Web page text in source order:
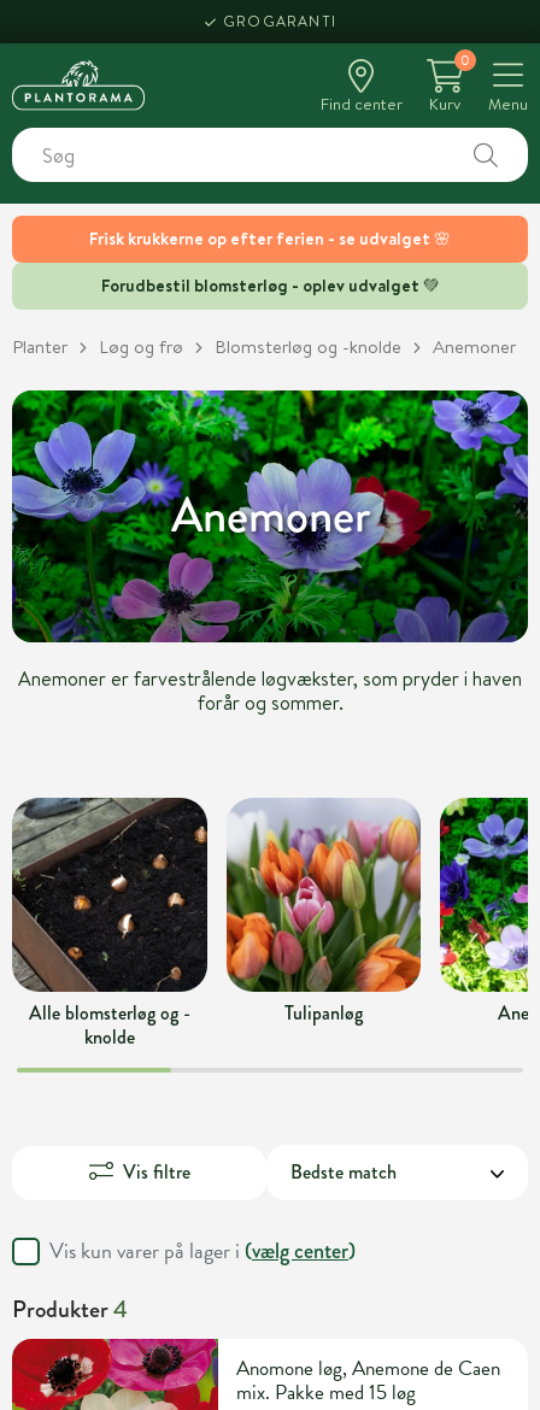
Frisk krukkerne op efter ferien - se udvalget 🌸
Forudbestil blomsterløg - oplev udvalget 💚
GROGARANTI
Find center
0
Kurv
Menu
Planter Løg og frø Blomsterløg og -knolde Anemoner
Anemoner
Anemoner er farvestrålende løgvækster, som pryder i haven
forår og sommer.
Alle blomsterløg og -
knolde
Tulipanløg
Vis filtre
Vis kun varer på lager i (vælg center)
Produkter4
Anomone løg, Anemone de Caen
mix. Pakke med 15 løg